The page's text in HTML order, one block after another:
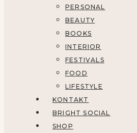
PERSONAL
BEAUTY
BOOKS
INTERIOR
FESTIVALS
FOOD
LIFESTYLE
KONTAKT
BRIGHT SOCIAL
SHOP